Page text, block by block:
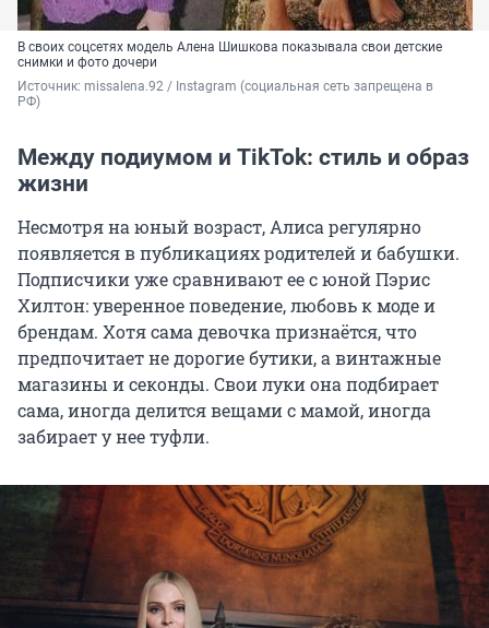
В своих соцсетях модель Алена Шишкова показывала свои детские
снимки и фото дочери
Источник: missalena.92 / Instagram (социальная сеть запрещена в
РФ)
Между подиумом и TikTok: стиль и образ
жизни
Несмотря на юный возраст, Алиса регулярно
появляется в публикациях родителей и бабушки.
Подписчики уже сравнивают ее с юной Пэрис
Хилтон: уверенное поведение, любовь к моде и
брендам. Хотя сама девочка признаётся, что
предпочитает не дорогие бутики, а винтажные
магазины и секонды. Свои луки она подбирает
сама, иногда делится вещами с мамой, иногда
забирает у нее туфли.